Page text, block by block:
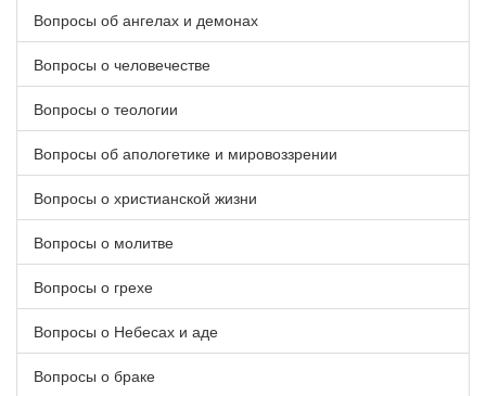
Вопросы об ангелах и демонах
Вопросы о человечестве
Вопросы о теологии
Вопросы об апологетике и мировоззрении
Вопросы о христианской жизни
Вопросы о молитве
Вопросы о грехе
Вопросы о Небесах и аде
Вопросы о браке